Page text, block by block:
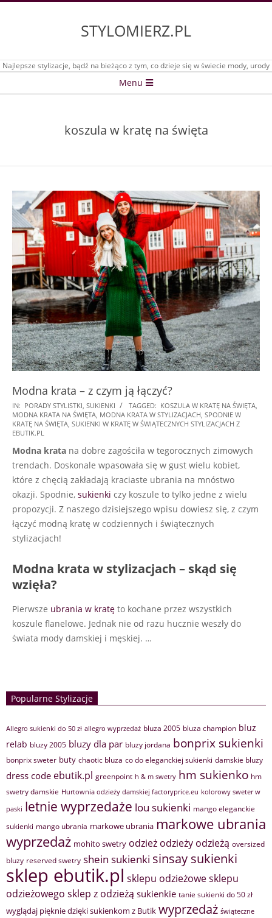
STYLOMIERZ.PL
Najlepsze stylizacje, bądź na bieżąco z tym, co dzieje się w świecie mody, urody
Menu
koszula w kratę na święta
Modna krata – z czym ją łączyć?
2021-
12-
09
IN: PORADY STYLISTKI SUKIENKI TAGGED: KOSZULA W KRATĘ NA ŚWIĘTA
MODNA KRATA NA ŚWIĘTA MODNA KRATA W STYLIZACJACH SPODNIE W
KRATĘ NA ŚWIĘTA SUKIENKI W KRATĘ W ŚWIĄTECZNYCH STYLIZACJACH Z
EBUTIK.PL
Modna krata na dobre zagościła w tegorocznych zimowych
trendach. Doskonale wpasowała się w gust wielu kobiet,
które z chęcią zakładają kraciaste ubrania na mnóstwo
okazji. Spodnie, sukienki czy koszule to tylko jedne z wielu
propozycji. Z naszego dzisiejszego wpisu dowiesz się, z czym
łączyć modną kratę w codziennych i świątecznych
stylizacjach!
Modna krata w stylizacjach – skąd się
wzięła?
Pierwsze ubrania w kratę to kochane przez wszystkich
koszule flanelowe. Jednak nie od razu hucznie weszły do
świata mody damskiej i męskiej. …
Popularne Stylizacje
Allegro sukienki do 50 zł allegro wyprzedaż bluza 2005 bluza champion bluz
relab bluzy 2005 bluzy dla par bluzy jordana bonprix sukienki
bonprix sweter buty chaotic bluza co do eleganckiej sukienki damskie bluzy
dress code ebutik.pl greenpoint h & m swetry hm sukienko hm
swetry damskie Hurtownia odzieży damskiej factoryprice.eu kolorowy sweter w
paski letnie wyprzedaże lou sukienki mango eleganckie
sukienki mango ubrania markowe ubrania markowe ubrania
wyprzedaż mohito swetry odzież odzieży odzieżą oversized
bluzy reserved swetry shein sukienki sinsay sukienki
sklep ebutik.pl sklepu odzieżowesklepu
odzieżowego sklep z odzieżą sukienkie tanie sukienki do 50 zł
wyglądaj pięknie dzięki sukienkom z Butik wyprzedaż świąteczne